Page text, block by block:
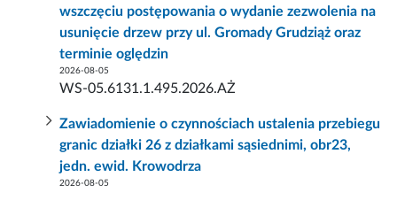
wszczęciu postępowania o wydanie zezwolenia na
usunięcie drzew przy ul. Gromady Grudziąż oraz
terminie oględzin
2026-08-05
WS-05.6131.1.495.2026.AŻ
Zawiadomienie o czynnościach ustalenia przebiegu
granic działki 26 z działkami sąsiednimi, obr23,
jedn. ewid. Krowodrza
2026-08-05